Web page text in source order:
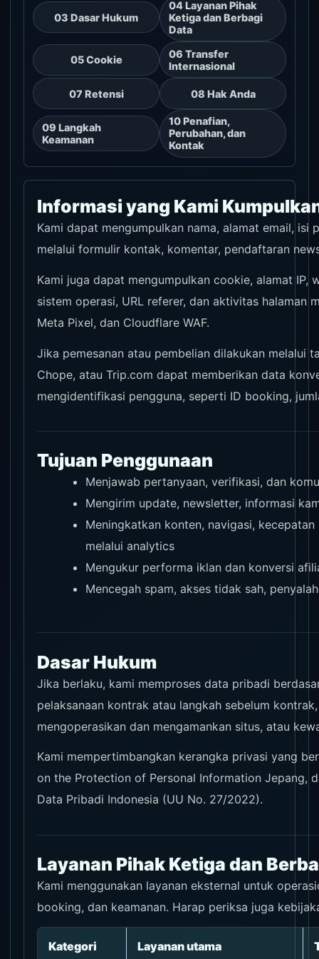
03 Dasar Hukum
04 Layanan Pihak
Ketiga dan Berbagi
Data
05 Cookie
06 Transfer
Internasional
07 Retensi 08 Hak Anda
09 Langkah
Keamanan
10 Penafian,
Perubahan, dan
Kontak
Informasi yang Kami
Kami dapat mengumpulkan nama, alamat email,
melalui formulir kontak, komentar, pendaftaran
Kami juga dapat mengumpulkan cookie, alamat IP,
sistem operasi, URL referer, dan aktivitas halaman
Meta Pixel, dan Cloudflare WAF.
Jika pemesanan atau pembelian dilakukan melalui
Chope, atau Trip.com dapat memberikan data
mengidentifikasi pengguna, seperti ID booking,
Tujuan Penggunaan
Menjawab pertanyaan, verifikasi, dan
Mengirim update, newsletter, informasi
Meningkatkan konten, navigasi,
melalui analytics
Mengukur performa iklan dan konversi
Mencegah spam, akses tidak sah,
Dasar Hukum
Jika berlaku, kami memproses data pribadi
pelaksanaan kontrak atau langkah sebelum
mengoperasikan dan mengamankan situs, atau
Kami mempertimbangkan kerangka privasi yang
on the Protection of Personal Information Jepang,
Data Pribadi Indonesia (UU No. 27/2022).
Layanan Pihak Ketiga dan
Kami menggunakan layanan eksternal untuk
booking, dan keamanan. Harap periksa juga
Kategori Layanan utama